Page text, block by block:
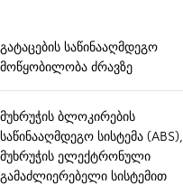
გატაცების საწინააღმდეგო
მოწყობილობა ძრავზე
მუხრუჭის ბლოკირების
საწინააღმდეგო სისტემა (ABS),
მუხრუჭის ელექტრონული
გამაძლიერებელი სისტემით